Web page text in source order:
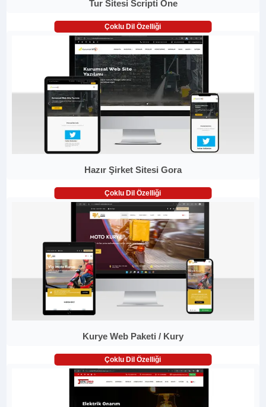
Tur Sitesi Scripti One
Çoklu Dil Özelliği
Hazır Şirket Sitesi Gora
Çoklu Dil Özelliği
Kurye Web Paketi / Kury
Çoklu Dil Özelliği